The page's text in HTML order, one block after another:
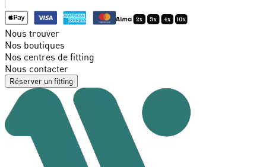
Nous trouver
Nos boutiques
Nos centres de fitting
Nous contacter
Réserver un fitting